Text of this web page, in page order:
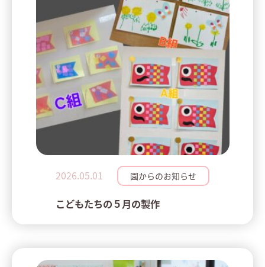
2026.05.01 園からのお知らせ
こどもたちの５月の製作